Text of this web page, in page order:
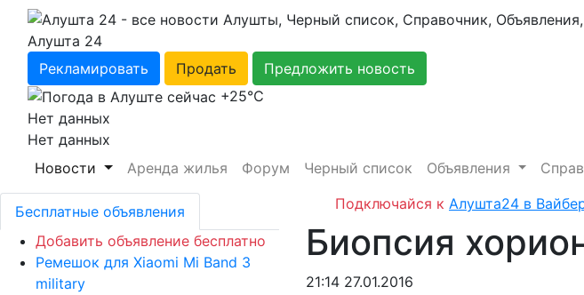
Алушта 24
Рекламировать
Продать
Предложить новость
+25℃
Нет данных
Нет данных
Новости
Аренда жилья Форум Черный список Объявления
Подключайся к Алушта24 в
Биопсия
21:14 27.01.2016
Бесплатные объявления
Добавить объявление бесплатно
Ремешок для Xiaomi Mi Band 3
military